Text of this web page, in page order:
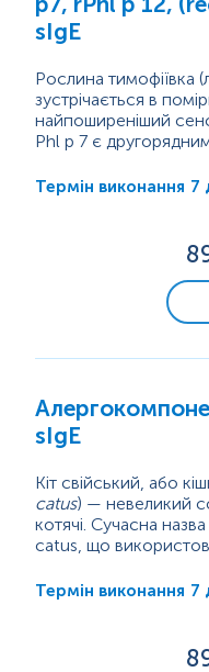
sIgE
Рослина тимофіївка
зустрічається в
найпоширеніший
Phl p 7 є
належить до родини
пацієнтів,
зумовлює
Термін виконання 7
sIgE
Кіт свійський, або
catus) — невеликий
котячі. Сучасна
catus, що
вже понад 9500
важливим джерелом
Термін виконання 7